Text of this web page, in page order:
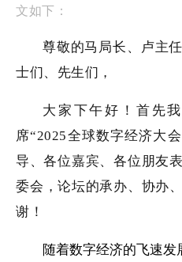
文如下：
尊敬的马局长、卢主
士们、先生们，
大家下午好 ！首先
席“2025全球数字经济大会
导、各位嘉宾、各位朋友
委会 ，论坛的承办、协办、
谢 ！
随着数字经济的飞速发